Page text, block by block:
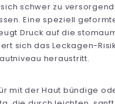
schwer zu
Eine speziell
Druck auf die
sich das Leckagen-
heraustritt.
mit der Haut bündige